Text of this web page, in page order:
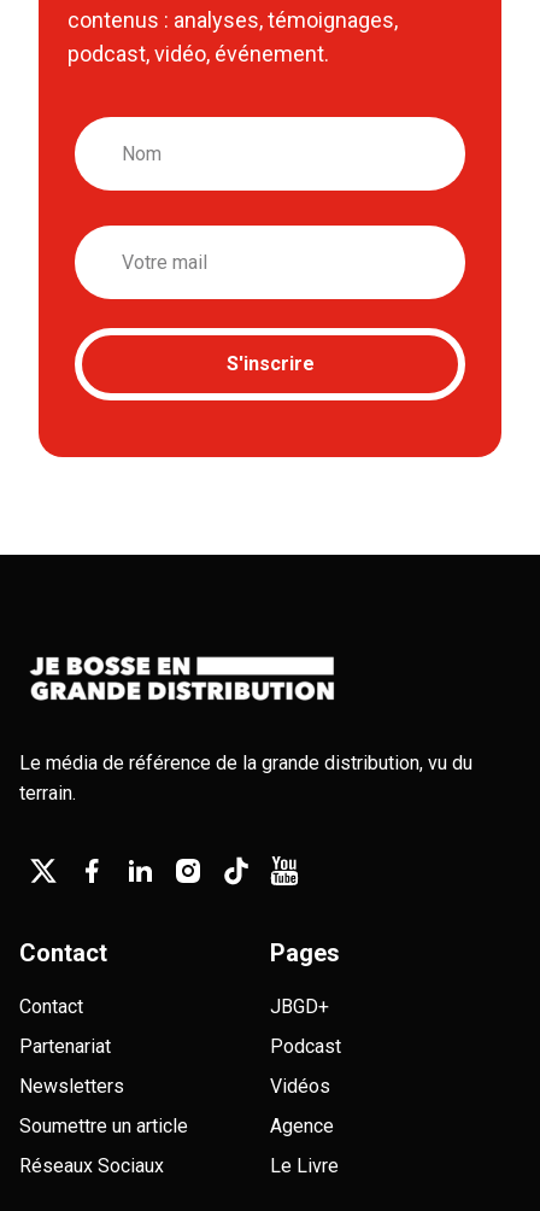
contenus : analyses, témoignages,
podcast, vidéo, événement.
Nom
Email
S'inscrire
Le média de référence de la grande distribution, vu du
terrain.
Contact
Contact
Partenariat
Newsletters
Soumettre un article
Réseaux Sociaux
Pages
JBGD+
Podcast
Vidéos
Agence
Le Livre